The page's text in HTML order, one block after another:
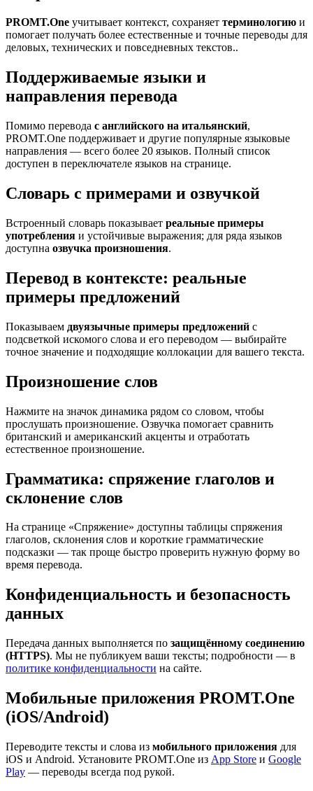
PROMT.One учитывает контекст, сохраняет терминологию и
помогает получать более естественные и точные переводы для
деловых, технических и повседневных текстов..
Поддерживаемые языки и
направления перевода
Помимо перевода с английского на итальянский,
PROMT.One поддерживает и другие популярные языковые
направления — всего более 20 языков. Полный список
доступен в переключателе языков на странице.
Словарь с примерами и озвучкой
Встроенный словарь показывает реальные примеры
употребления и устойчивые выражения; для ряда языков
доступна озвучка произношения.
Перевод в контексте: реальные
примеры предложений
Показываем двуязычные примеры предложений с
подсветкой искомого слова и его переводом — выбирайте
точное значение и подходящие коллокации для вашего текста.
Произношение слов
Нажмите на значок динамика рядом со словом, чтобы
прослушать произношение. Озвучка помогает сравнить
британский и американский акценты и отработать
естественное произношение.
Грамматика: спряжение глаголов и
склонение слов
На странице «Спряжение» доступны таблицы спряжения
глаголов, склонения слов и короткие грамматические
подсказки — так проще быстро проверить нужную форму во
время перевода.
Конфиденциальность и безопасность
данных
Передача данных выполняется по защищённому соединению
(HTTPS). Мы не публикуем ваши тексты; подробности — в
политике конфиденциальности на сайте.
Мобильные приложения PROMT.One
(iOS/Android)
Переводите тексты и слова из мобильного приложения для
iOS и Android. Установите PROMT.One из App Store и Google
Play — переводы всегда под рукой.